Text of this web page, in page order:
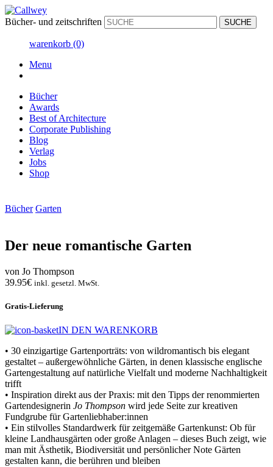
Bücher- und zeitschriften
warenkorb (0)
Menu
Bücher
Awards
Best of Architecture
Corporate Publishing
Blog
Verlag
Jobs
Shop
Bücher Garten
Der neue romantische Garten
von Jo Thompson
39.95€ inkl. gesetzl. MwSt.
Gratis-Lieferung
IN DEN WARENKORB
• 30 einzigartige Gartenporträts: von wildromantisch bis elegant
gestaltet – außergewöhnliche Gärten, in denen klassische englische
Gartengestaltung auf natürliche Vielfalt und moderne Nachhaltigkeit
trifft
• Inspiration direkt aus der Praxis: mit den Tipps der renommierten
Gartendesignerin Jo Thompson wird jede Seite zur kreativen
Fundgrube für Gartenliebhaber:innen
• Ein stilvolles Standardwerk für zeitgemäße Gartenkunst: Ob für
kleine Landhausgärten oder große Anlagen – dieses Buch zeigt, wie
man mit Ästhetik, Biodiversität und persönlicher Note Gärten
gestalten kann, die berühren und bleiben